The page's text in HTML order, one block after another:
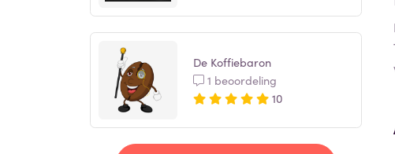
De Koffiebaron
1 beoordeling
10